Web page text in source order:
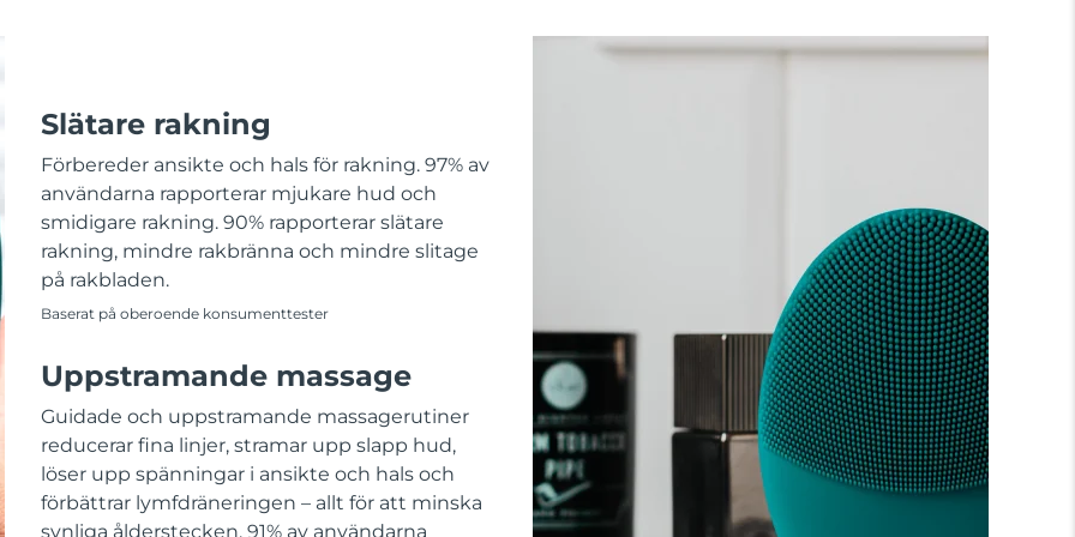
Slätare rakning
Förbereder ansikte och hals för rakning. 97% av
användarna rapporterar mjukare hud och
smidigare rakning. 90% rapporterar slätare
rakning, mindre rakbränna och mindre slitage
på rakbladen.
Baserat på oberoende konsumenttester
Uppstramande massage
Guidade och uppstramande massagerutiner
reducerar fina linjer, stramar upp slapp hud,
löser upp spänningar i ansikte och hals och
förbättrar lymfdräneringen – allt för att minska
synliga ålderstecken. 91% av användarna